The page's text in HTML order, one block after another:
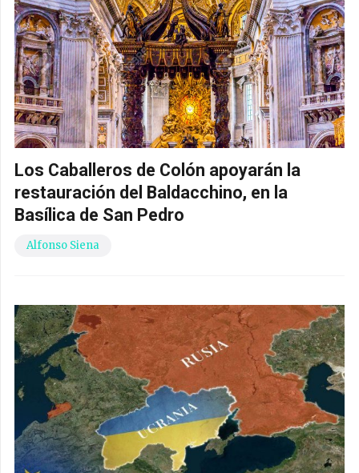
Los Caballeros de Colón apoyarán la
restauración del Baldacchino, en la
Basílica de San Pedro
Alfonso Siena